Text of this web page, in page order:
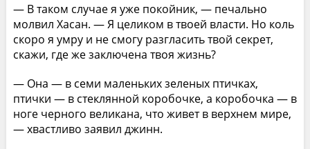
— В таком случае я уже покойник, — печально
молвил Хасан. — Я целиком в твоей власти. Но коль
скоро я умру и не смогу разгласить твой секрет,
скажи, где же заключена твоя жизнь?
— Она — в семи маленьких зеленых птичках,
птички — в стеклянной коробочке, а коробочка — в
ноге черного великана, что живет в верхнем мире,
— хвастливо заявил джинн.